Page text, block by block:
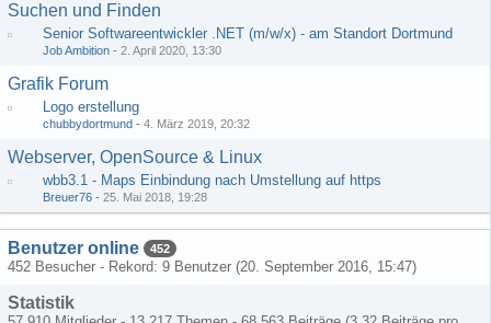
Suchen und Finden
Senior Softwareentwickler .NET (m/w/x) - am Standort Dortmund
Job Ambition - 2. April 2020, 13:30
Grafik Forum
Logo erstellung
chubbydortmund - 4. März 2019, 20:32
Webserver, OpenSource & Linux
wbb3.1 - Maps Einbindung nach Umstellung auf https
Breuer76 - 25. Mai 2018, 19:28
Benutzer online 452
452 Besucher - Rekord: 9 Benutzer (20. September 2016, 15:47)
Statistik